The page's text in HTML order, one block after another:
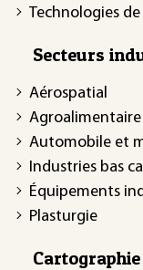
Technologies
Secteurs
Aérospatial
Agroalimentaire
Automobile et
Industries bas
Équipements
Plasturgie